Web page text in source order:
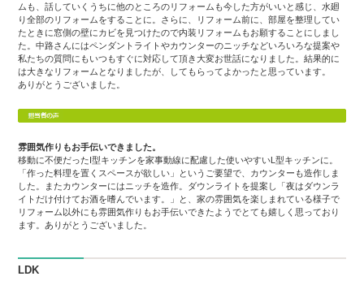
ムも、話していくうちに他のところのリフォームも今した方がいいと感じ、水廻
り全部のリフォームをすることに。さらに、リフォーム前に、部屋を整理してい
たときに窓側の壁にカビを見つけたので内装リフォームもお願することにしまし
た。中路さんにはペンダントライトやカウンターのニッチなどいろいろな提案や
私たちの質問にもいつもすぐに対応して頂き大変お世話になりました。結果的に
は大きなリフォームとなりましたが、してもらってよかったと思っています。
ありがとうございました。
雰囲気作りもお手伝いできました。
移動に不便だったI型キッチンを家事動線に配慮した使いやすいL型キッチンに。
「作った料理を置くスペースが欲しい」というご要望で、カウンターも造作しま
した。またカウンターにはニッチを造作。ダウンライトを提案し「夜はダウンラ
イトだけ付けてお酒を嗜んでいます。」と、家の雰囲気を楽しまれている様子で
リフォーム以外にも雰囲気作りもお手伝いできたようでとても嬉しく思っており
ます。ありがとうございました。
LDK